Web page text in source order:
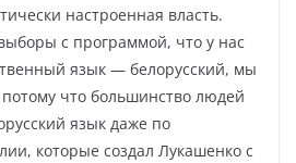
настроенная власть.
с программой, что у нас
язык — белорусский, мы
что большинство людей
язык даже по
которые создал Лукашенко с